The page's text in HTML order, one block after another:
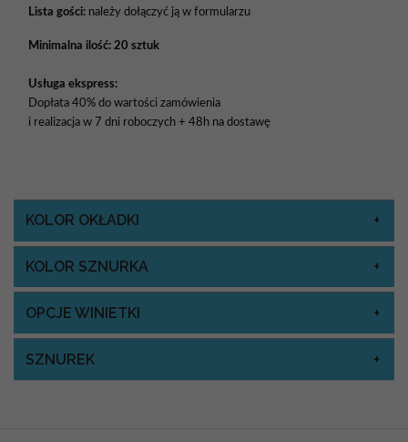
Lista gości: należy dołączyć ją w formularzu
Minimalna ilość: 20 sztuk
Usługa ekspress:
Dopłata 40% do wartości zamówienia
i realizacja w 7 dni roboczych + 48h na dostawę
KOLOR OKŁADKI
KOLOR SZNURKA
OPCJE WINIETKI
SZNUREK